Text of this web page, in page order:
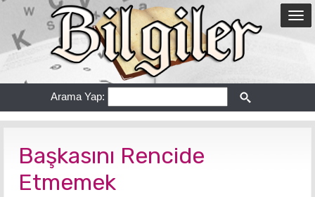
Arama Yap:
Başkasını Rencide
Etmemek